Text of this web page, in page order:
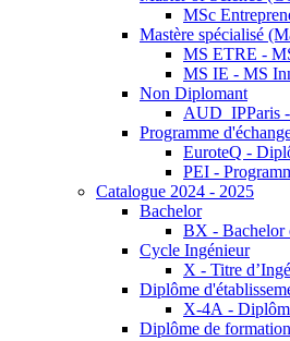
MSc
Mastère spécialisé
MS ETRE -
MS IE - MS
Non Diplomant
AUD_IPParis
Programme
EuroteQ -
PEI -
Catalogue 2024 - 2025
Bachelor
BX - Bachelor
Cycle Ingénieur
X - Titre
Diplôme
X-4A -
Diplôme de